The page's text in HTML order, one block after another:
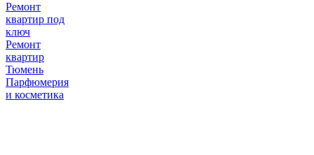
Ремонт
квартир под
ключ
Ремонт
квартир
Тюмень
Парфюмерия
и косметика